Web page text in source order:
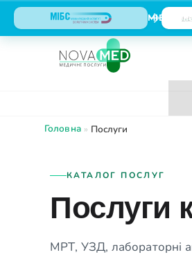
МІБС
Головна » Послуги
КАТАЛОГ ПОСЛУГ
Послуги
МРТ, УЗД, лабораторні